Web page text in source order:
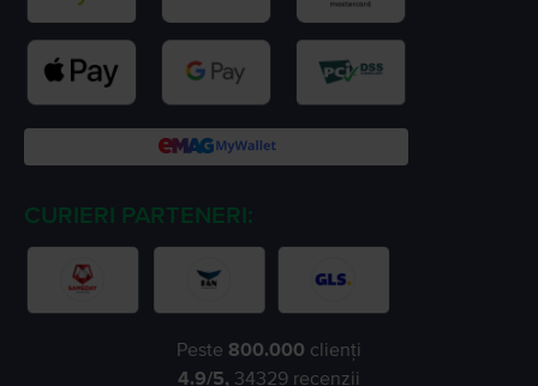
CURIERI PARTENERI:
Peste 800.000 clienți
4.9/5, 34329 recenzii